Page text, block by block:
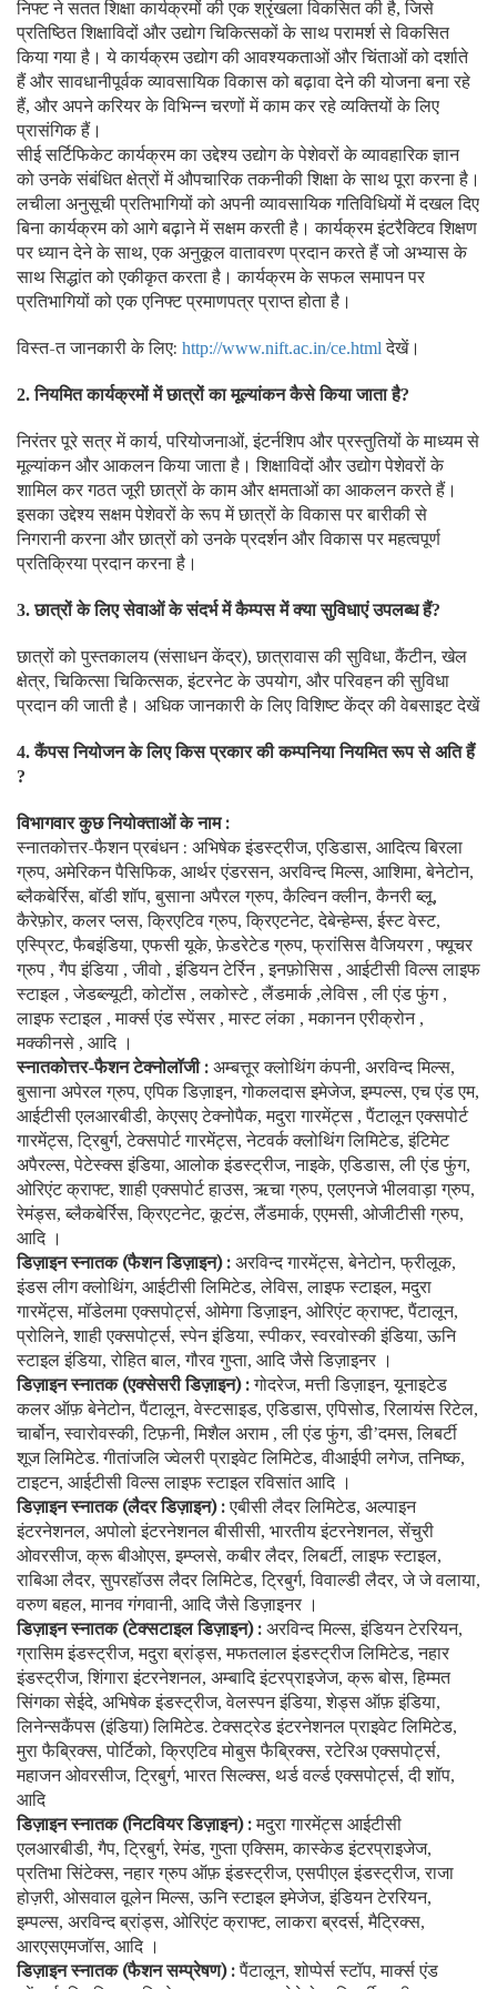
निफ्ट ने सतत शिक्षा कार्यक्रमों की एक श्रृंखला विकसित की है,जिसे
प्रतिष्ठित शिक्षाविदों और उद्योग चिकित्सकों के साथ परामर्श से विकसित
किया गया है। ये कार्यक्रम उद्योग की आवश्यकताओं और चिंताओं को दर्शाते
हैं और सावधानीपूर्वक व्यावसायिक विकास को बढ़ावा देने की योजना बना रहे
हैं, और अपने करियर के विभिन्न चरणों में काम कर रहे व्यक्तियों के लिए
प्रासंगिक हैं।
सीई सर्टिफिकेट कार्यक्रम का उद्देश्य उद्योग के पेशेवरों के व्यावहारिक ज्ञान
को उनके संबंधित क्षेत्रों में औपचारिक तकनीकी शिक्षा के साथ पूरा करना है।
लचीला अनुसूची प्रतिभागियों को अपनी व्यावसायिक गतिविधियों में दखल दिए
बिना कार्यक्रम को आगे बढ़ाने में सक्षम करती है। कार्यक्रम इंटरैक्टिव शिक्षण
पर ध्यान देने के साथ,एक अनुकूल वातावरण प्रदान करते हैं जो अभ्यास के
साथ सिद्धांत को एकीकृत करता है। कार्यक्रम के सफल समापन पर
प्रतिभागियों को एक एनिफ्ट प्रमाणपत्र प्राप्त होता है।
विस्त-त जानकारी के लिए: http://www.nift.ac.in/ce.html देखें।
2.नियमित कार्यक्रमों में छात्रों का मूल्यांकन कैसे किया जाता है?
निरंतर पूरे सत्र में कार्य,परियोजनाओं,इंटर्नशिप और प्रस्तुतियों के माध्यम से
मूल्यांकन और आकलन किया जाता है। शिक्षाविदों और उद्योग पेशेवरों के
शामिल कर गठत जूरी छात्रों के काम और क्षमताओं का आकलन करते हैं।
इसका उद्देश्य सक्षम पेशेवरों के रूप में छात्रों के विकास पर बारीकी से
निगरानी करना और छात्रों को उनके प्रदर्शन और विकास पर महत्वपूर्ण
प्रतिक्रिया प्रदान करना है।
3.छात्रों के लिए सेवाओं के संदर्भ में कैम्पस में क्या सुविधाएं उपलब्ध हैं?
छात्रों को पुस्तकालय (संसाधन केंद्र),छात्रावास की सुविधा,कैंटीन,खेल
क्षेत्र,चिकित्सा चिकित्सक,इंटरनेट के उपयोग, और परिवहन की सुविधा
प्रदान की जाती है। अधिक जानकारी के लिए विशिष्ट केंद्र की वेबसाइट देखें
4.कैंपस नियोजन के लिए किस प्रकार की कम्पनिया नियमित रूप से अति हैं
?
विभागवार कुछ नियोक्ताओं के नाम :
स्नातकोत्तर-फैशन प्रबंधन : अभिषेक इंडस्ट्रीज,एडिडास, आदित्य बिरला
ग्रुप, अमेरिकन पैसिफिक, आर्थर एंडरसन, अरविन्द मिल्स, आशिमा,बेनेटोन,
ब्लैकबेर्रिस,बॉडी शॉप,बुसाना अपैरल ग्रुप,कैल्विन क्लीन,कैनरी ब्लू,
कैरेफ़ोर,कलर प्लस,क्रिएटिव ग्रुप,क्रिएटनेट,देबेन्हेम्स,ईस्ट वेस्ट,
एस्प्रिट,फैबइंडिया,एफसी यूके,फ़ेडरेटेड ग्रुप,फ्रांसिस वैजियरग ,फ्यूचर
ग्रुप ,गैप इंडिया ,जीवो ,इंडियन टेर्रिन ,इनफ़ोसिस , आईटीसी विल्स लाइफ
स्टाइल ,जेडब्ल्यूटी,कोटोंस ,लकोस्टे ,लैंडमार्क ,लेविस ,ली एंड फुंग ,
लाइफ स्टाइल ,मार्क्स एंड स्पेंसर ,मास्ट लंका ,मकानन एरीक्रोन ,
मक्कीनसे , आदि ।
स्नातकोत्तर-फैशन टेक्नोलॉजी : अम्बत्तूर क्लोथिंग कंपनी, अरविन्द मिल्स,
बुसाना अपेरल ग्रुप,एपिक डिज़ाइन,गोकलदास इमेजेज,इम्पल्स,एच एंड एम,
आईटीसी एलआरबीडी,केएसए टेक्नोपैक,मदुरा गारमेंट्स ,पैंटालून एक्सपोर्ट
गारमेंट्स,ट्रिबुर्ग,टेक्सपोर्ट गारमेंट्स,नेटवर्क क्लोथिंग लिमिटेड,इंटिमेट
अपैरल्स,पेटेस्क्स इंडिया, आलोक इंडस्ट्रीज,नाइके,एडिडास,ली एंड फुंग,
ओरिएंट क्राफ्ट,शाही एक्सपोर्ट हाउस,ऋचा ग्रुप,एलएनजे भीलवाड़ा ग्रुप,
रेमंड्स,ब्लैकबेर्रिस,क्रिएटनेट,कूटंस,लैंडमार्क,एएमसी, ओजीटीसी ग्रुप,
आदि ।
डिज़ाइन स्नातक (फैशन डिज़ाइन) : अरविन्द गारमेंट्स,बेनेटोन,फ्रीलूक,
इंडस लीग क्लोथिंग, आईटीसी लिमिटेड,लेविस,लाइफ स्टाइल,मदुरा
गारमेंट्स,मॉडेलमा एक्सपोर्ट्स, ओमेगा डिज़ाइन, ओरिएंट क्राफ्ट,पैंटालून,
प्रोलिने,शाही एक्सपोर्ट्स,स्पेन इंडिया,स्पीकर,स्वरवोस्की इंडिया,ऊनि
स्टाइल इंडिया,रोहित बाल,गौरव गुप्ता, आदि जैसे डिज़ाइनर ।
डिज़ाइन स्नातक (एक्सेसरी डिज़ाइन) : गोदरेज,मत्ती डिज़ाइन,यूनाइटेड
कलर ऑफ़ बेनेटोन,पैंटालून,वेस्टसाइड,एडिडास,एपिसोड,रिलायंस रिटेल,
चार्बोन,स्वारोवस्की,टिफ़नी,मिशैल अराम ,ली एंड फुंग,डी’दमस,लिबर्टी
शूज लिमिटेड. गीतांजलि ज्वेलरी प्राइवेट लिमिटेड,वीआईपी लगेज,तनिष्क,
टाइटन, आईटीसी विल्स लाइफ स्टाइल रविसांत आदि ।
डिज़ाइन स्नातक (लैदर डिज़ाइन) : एबीसी लैदर लिमिटेड, अल्पाइन
इंटरनेशनल, अपोलो इंटरनेशनल बीसीसी, भारतीय इंटरनेशनल,सेंचुरी
ओवरसीज,क्रू बीओएस,इम्प्लसे,कबीर लैदर,लिबर्टी,लाइफ स्टाइल,
राबिआ लैदर,सुपरहॉउस लैदर लिमिटेड,ट्रिबुर्ग,विवाल्डी लैदर,जे जे वलाया,
वरुण बहल,मानव गंगवानी, आदि जैसे डिज़ाइनर ।
डिज़ाइन स्नातक (टेक्सटाइल डिज़ाइन) : अरविन्द मिल्स,इंडियन टेररियन,
ग्रासिम इंडस्ट्रीज,मदुरा ब्रांड्स,मफतलाल इंडस्ट्रीज लिमिटेड,नहार
इंडस्ट्रीज,शिंगारा इंटरनेशनल, अम्बादि इंटरप्राइजेज,क्रू बोस,हिम्मत
सिंगका सेईदे, अभिषेक इंडस्ट्रीज,वेलस्पन इंडिया,शेड्स ऑफ़ इंडिया,
लिनेन्सकैंपस (इंडिया) लिमिटेड. टेक्सट्रेड इंटरनेशनल प्राइवेट लिमिटेड,
मुरा फैब्रिक्स,पोर्टिको,क्रिएटिव मोबुस फैब्रिक्स,रटेरिअ एक्सपोर्ट्स,
महाजन ओवरसीज,ट्रिबुर्ग, भारत सिल्क्स, थर्ड वर्ल्ड एक्सपोर्ट्स,दी शॉप,
आदि
डिज़ाइन स्नातक (निटवियर डिज़ाइन) : मदुरा गारमेंट्स आईटीसी
एलआरबीडी,गैप,ट्रिबुर्ग,रेमंड,गुप्ता एक्सिम,कास्केड इंटरप्राइजेज,
प्रतिभा सिंटेक्स,नहार ग्रुप ऑफ़ इंडस्ट्रीज,एसपीएल इंडस्ट्रीज,राजा
होज़री, ओसवाल वूलेन मिल्स,ऊनि स्टाइल इमेजेज,इंडियन टेररियन,
इम्पल्स, अरविन्द ब्रांड्स, ओरिएंट क्राफ्ट,लाकरा ब्रदर्स,मैट्रिक्स,
आरएसएमजॉस, आदि ।
डिज़ाइन स्नातक (फैशन सम्प्रेषण) : पैंटालून,शोप्पेर्स स्टॉप,मार्क्स एंड